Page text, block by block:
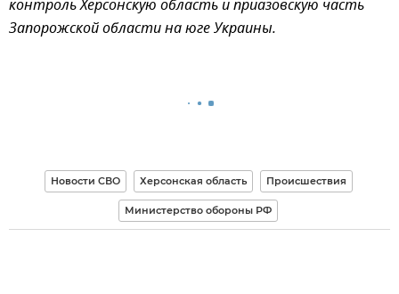
контроль Херсонскую область и приазовскую часть
Запорожской области на юге Украины.
Новости СВО Херсонская область Происшествия
Министерство обороны РФ